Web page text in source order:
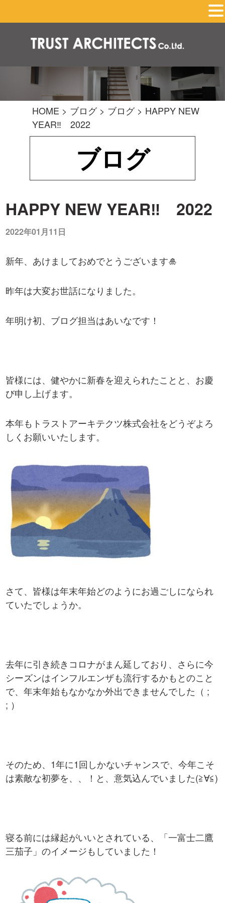
HOME > ブログ> ブログ> HAPPY NEW
YEAR‼ 2022
ブログ
HAPPY NEW YEAR‼ 2022
2022年01月11日
新年、あけましておめでとうございます🎍
昨年は大変お世話になりました。
年明け初、ブログ担当はあいなです！
皆様には、健やかに新春を迎えられたことと、お慶
び申し上げます。
本年もトラストアーキテクツ株式会社をどうぞよろ
しくお願いいたします。
さて、皆様は年末年始どのようにお過ごしになられ
ていたでしょうか。
去年に引き続きコロナがまん延しており、さらに今
シーズンはインフルエンザも流行するかもとのこと
で、年末年始もなかなか外出できませんでした（ ;
; ）
そのため、1年に1回しかないチャンスで、今年こそ
は素敵な初夢を、、！と、意気込んでいました(≧∀≦)
寝る前には縁起がいいとされている、「一富士二鷹
三茄子」のイメージもしていました！